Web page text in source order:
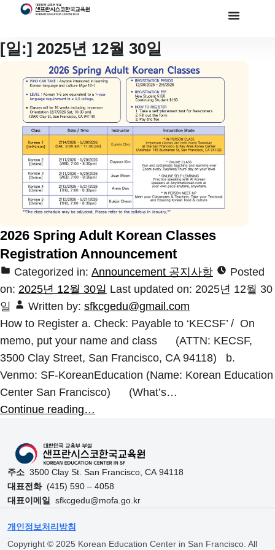
[일:] 2025년 12월 30일
2026 Spring Adult Korean Classes
Registration Announcement
Categorized in: Announcement 공지사항
Posted
on: 2025년 12월 30일 Last updated on: 2025년 12월 30
일
Written by: sfkcgedu@gmail.com
How to Register a. Check: Payable to ‘KECSF’ / On
memo, put your name and class (ATTN: KECSF,
3500 Clay Street, San Francisco, CA 94118) b.
Venmo: SF-KoreanEducation (Name: Korean Education
Center San Francisco) (What’s…
Continue reading…
주소 3500 Clay St. San Francisco, CA 94118
대표전화(415) 590 – 4058
대표이메일
sfkcgedu@mofa.go.kr
개인정보처리방침
Copyright © 2025 Korean Education Center in San Francisco. All